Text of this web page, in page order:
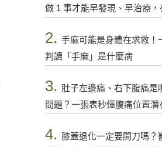
做 1 事才能早發現、早治療，
2. 手麻可能是身體在求救！
判讀「手麻」是什麼病
3. 肚子左邊痛、右下腹痛是
問題？一張表秒懂腹痛位置潛
4. 膝蓋退化一定要開刀嗎？